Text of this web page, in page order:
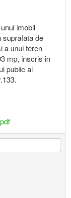
imobil
suprafata de
a unui teren
mp, inscris in
public al